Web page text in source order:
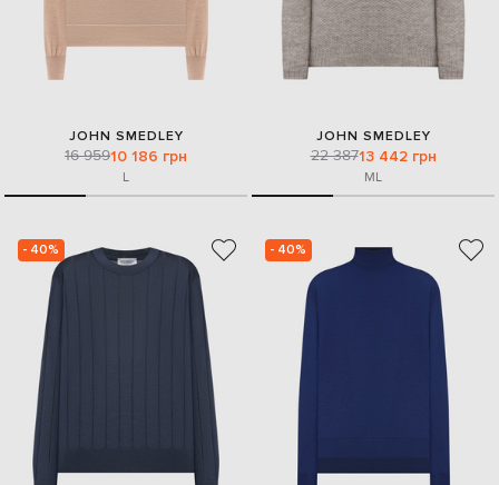
JOHN SMEDLEY
16 95910 186 грн
L
JOHN SMEDLEY
22 38713 442 грн
ML
- 40% - 40%